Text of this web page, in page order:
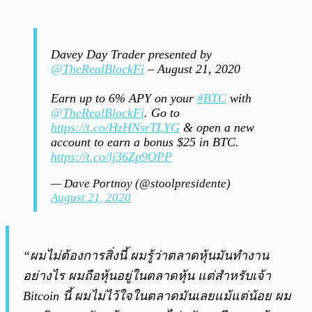
Davey Day Trader presented by
@TheRealBlockFi – August 21, 2020
Earn up to 6% APY on your #BTC with
@TheRealBlockFi. Go to
https://t.co/HzHNsrTLYG & open a new
account to earn a bonus $25 in BTC.
https://t.co/lj36Zp9OPP
— Dave Portnoy (@stoolpresidente)
August 21, 2020
“ผมไม่ต้องการสิ่งนี้ ผมรู้ว่าตลาดหุ้นมันทำงาน
อย่างไร ผมถือหุ้นอยู่ในตลาดหุ้น แต่สำหรับเจ้า
Bitcoin นี้ ผมไม่ไว้ใจในตลาดมันเลยแม้แต่น้อย ผม